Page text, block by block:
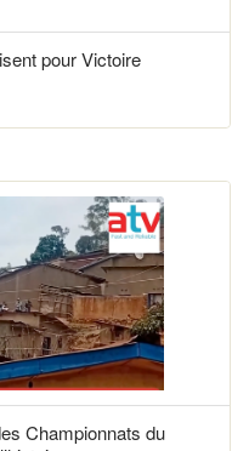
pour Victoire
Championnats du